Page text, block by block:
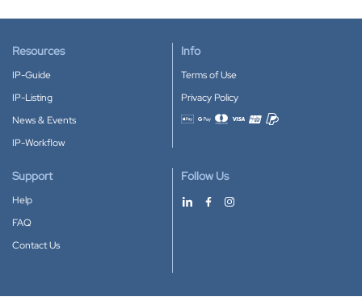
Resources
IP-Guide
IP-Listing
News & Events
IP-Workflow
Info
Terms of Use
Privacy Policy
Accepted payment methods
Support
Help
FAQ
Contact Us
Follow Us